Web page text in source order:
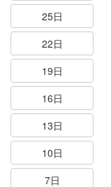
25日
22日
19日
16日
13日
10日
7日